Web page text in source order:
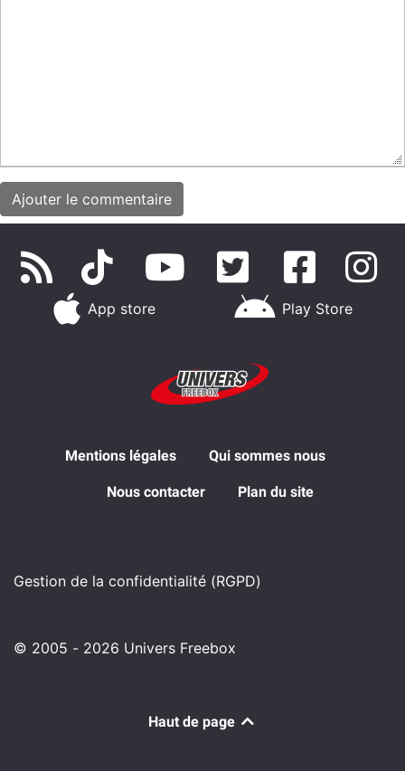
App store Play Store
Mentions légales Qui sommes nous
Nous contacter Plan du site
Gestion de la confidentialité (RGPD)
© 2005 - 2026 Univers Freebox
Haut de page